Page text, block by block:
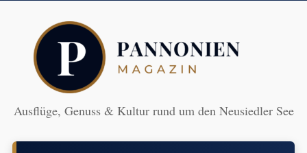
Ausflüge, Genuss & Kultur rund um den Neusiedler See